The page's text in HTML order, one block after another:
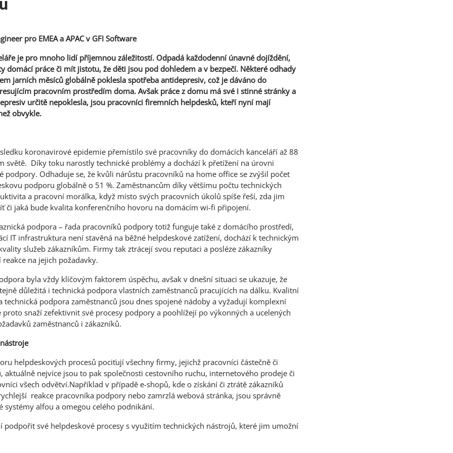
pro EMEA a APAC v GFI Software
je pro mnoho lidí příjemnou záležitostí. Odpadá každodenní únavné dojíždění,
domácí práce či mít jistotu, že děti jsou pod dohledem a v bezpečí. Některé odhady
jarních měsíců globálně poklesla spotřeba antidepresiv, což je dáváno do
pracovním prostředím doma. Avšak práce z domu má své i stinné stránky a
určitě nepoklesla, jsou pracovníci firemních helpdesků, kteří nyní mají
obvykle.
koronavirové epidemie přemístilo své pracovníky do domácích kanceláří až 88
světě. Díky toku narostly technické problémy a dochází k přetížení na úrovni
podpory. Odhaduje se, že kvůli nárůstu pracovníků na home office se zvýšil počet
podporu globálně o 51 %. Zaměstnancům díky většímu počtu technických
a pracovní morálka, když místo svých pracovních úkolů spíše řeší, zda jim
či jaká bude kvalita konferenčního hovoru na domácím wi-fi připojení.
podpora – řada pracovníků podpory totiž funguje také z domácího prostředí,
IT infrastruktura není stavěná na běžné helpdeskové zatížení, dochází k technickým
služeb zákazníkům. Firmy tak ztrácejí svou reputaci a posléze zákazníky
na jejich požadavky.
byla vždy klíčovým faktorem úspěchu, avšak v dnešní situaci se ukazuje, že
důležitá i technická podpora vlastních zaměstnanců pracujících na dálku. Kvalitní
technická podpora zaměstnanců jsou dnes spojené nádoby a vyžadují komplexní
proto snaží zefektivnit své procesy podpory a poohlížejí po výkonných a ucelených
zaměstnanců i zákazníků.
helpdeskových procesů pociťují všechny firmy, jejichž pracovníci částečně či
aktuálně nejvíce jsou to pak společnosti cestovního ruchu, internetového prodeje či
všech odvětví.Například v případě e-shopů, kde o získání či ztrátě zákazníků
reakce pracovníka podpory nebo zamrzlá webová stránka, jsou správně
systémy alfou a omegou celého podnikání.
své helpdeskové procesy s využitím technických nástrojů, které jim umožní